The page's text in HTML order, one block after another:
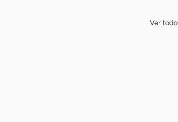
Ver todo